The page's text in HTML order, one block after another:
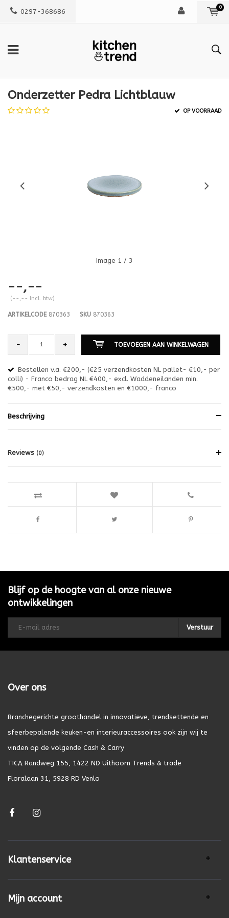
0297-368686
0
Onderzetter Pedra Lichtblauw
OP VOORRAAD
Image 1 / 3
--,--
(--,-- Incl. btw)
ARTIKELCODE870363 SKU 870363
- + TOEVOEGEN AAN WINKELWAGEN
Bestellen v.a. €200,- (€25 verzendkosten NL pallet- €10,- per
colli) - Franco bedrag NL €400,- excl. Waddeneilanden min.
€500,- met €50,- verzendkosten en €1000,- franco
Beschrijving
Reviews (0)
Blijf op de hoogte van al onze nieuwe
ontwikkelingen
Verstuur
Over ons
Branchegerichte groothandel in innovatieve, trendsettende en
sfeerbepalende keuken-en interieuraccessoires ook zijn wij te
vinden op de volgende Cash & Carry
TICA Randweg 155, 1422 ND Uithoorn Trends & trade
Floralaan 31, 5928 RD Venlo
Klantenservice
Mijn account